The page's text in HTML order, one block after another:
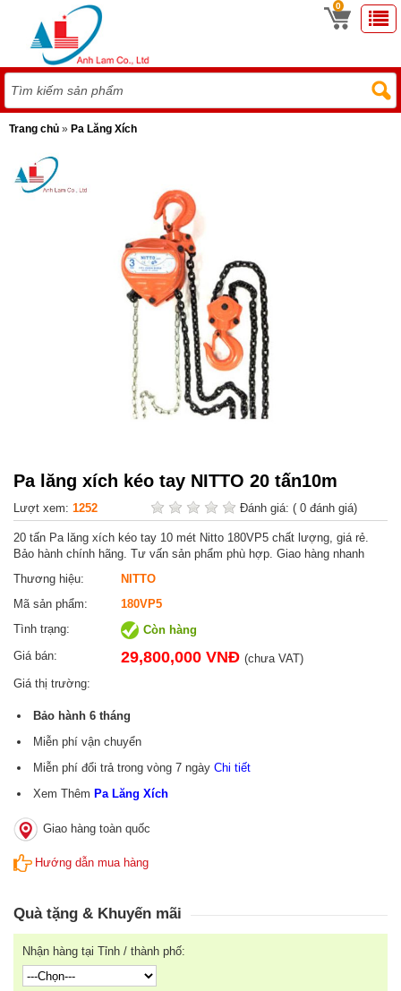
0
Trang chủ » Pa Lăng Xích
Pa lăng xích kéo tay NITTO 20 tấn10m
Lượt xem: 1252 Đánh giá: ( 0 đánh giá)
20 tấn Pa lăng xích kéo tay 10 mét Nitto 180VP5 chất lượng, giá rẻ.
Bảo hành chính hãng. Tư vấn sản phẩm phù hợp. Giao hàng nhanh
Thương hiệu:
NITTO
Mã sản phẩm:
180VP5
Tình trạng:
Còn hàng
Giá bán:
29,800,000 VNĐ (chưa VAT)
Giá thị trường:
Bảo hành 6 tháng
Miễn phí vận chuyển
Miễn phí đổi trả trong vòng 7 ngày Chi tiết
Xem Thêm Pa Lăng Xích
Giao hàng toàn quốc
Hướng dẫn mua hàng
Quà tặng & Khuyến mãi
Nhận hàng tại Tỉnh / thành phố: